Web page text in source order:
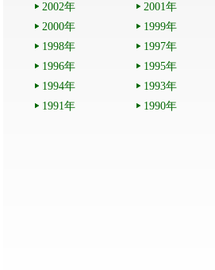
2002年
2001年
2000年
1999年
1998年
1997年
1996年
1995年
1994年
1993年
1991年
1990年